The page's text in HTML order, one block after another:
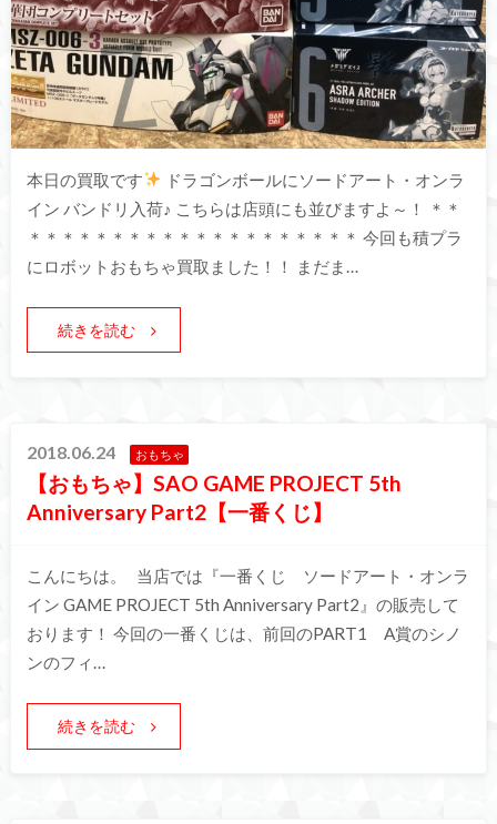
本日の買取です
ドラゴンボールにソードアート・オンラ
イン バンドリ入荷♪ こちらは店頭にも並びますよ～！ ＊＊
＊＊＊＊＊＊＊＊＊＊＊＊＊＊＊＊＊＊＊＊ 今回も積プラ
にロボットおもちゃ買取ました！！ まだま…
続きを読む
2018.06.24 おもちゃ
【おもちゃ】SAO GAME PROJECT 5th
Anniversary Part2【一番くじ】
こんにちは。 当店では『一番くじ ソードアート・オンラ
イン GAME PROJECT 5th Anniversary Part2』の販売して
おります！ 今回の一番くじは、前回のPART1 A賞のシノ
ンのフィ…
続きを読む